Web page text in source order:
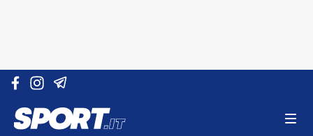
Vai al contenuto